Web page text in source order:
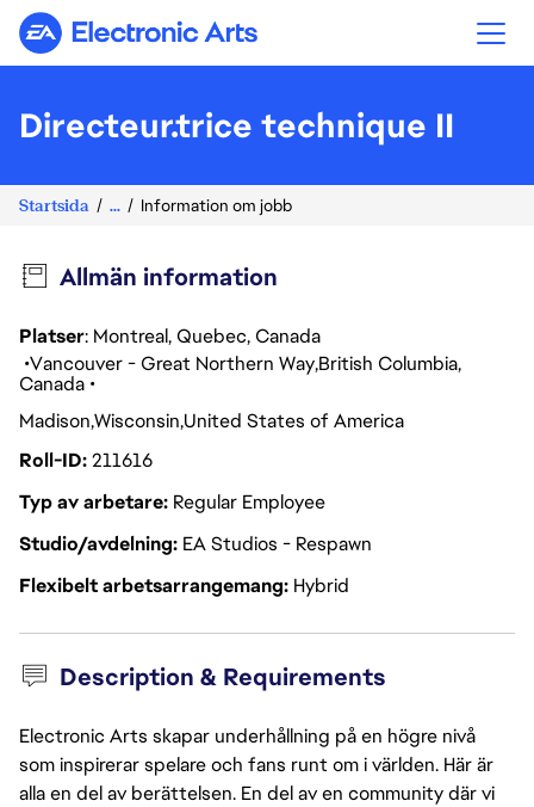
Electronic Arts
Directeur.trice technique II
Startsida ... Information om jobb
Allmän information
Platser: Montreal, Quebec, Canada
Vancouver - Great Northern WayBritish Columbia
Canada
MadisonWisconsin United States of America
Roll-ID211616
Typ av arbetare Regular Employee
Studio/avdelning EA Studios - Respawn
Flexibelt arbetsarrangemang Hybrid
Description & Requirements
Electronic Arts skapar underhållning på en högre nivå
som inspirerar spelare och fans runt om i världen. Här är
alla en del av berättelsen. En del av en community där vi